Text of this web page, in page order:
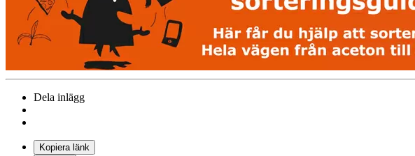
Dela inlägg
Kopiera länk